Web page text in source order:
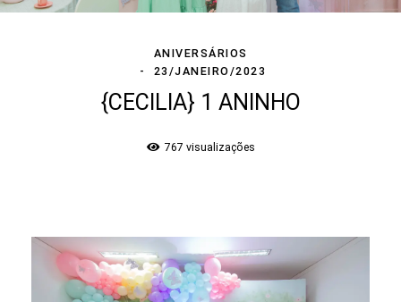
ANIVERSÁRIOS
23/JANEIRO/2023
{CECILIA} 1 ANINHO
767 visualizações